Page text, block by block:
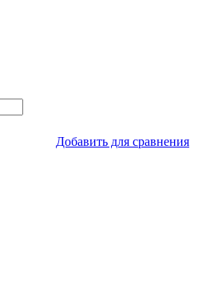
Добавить для сравнения